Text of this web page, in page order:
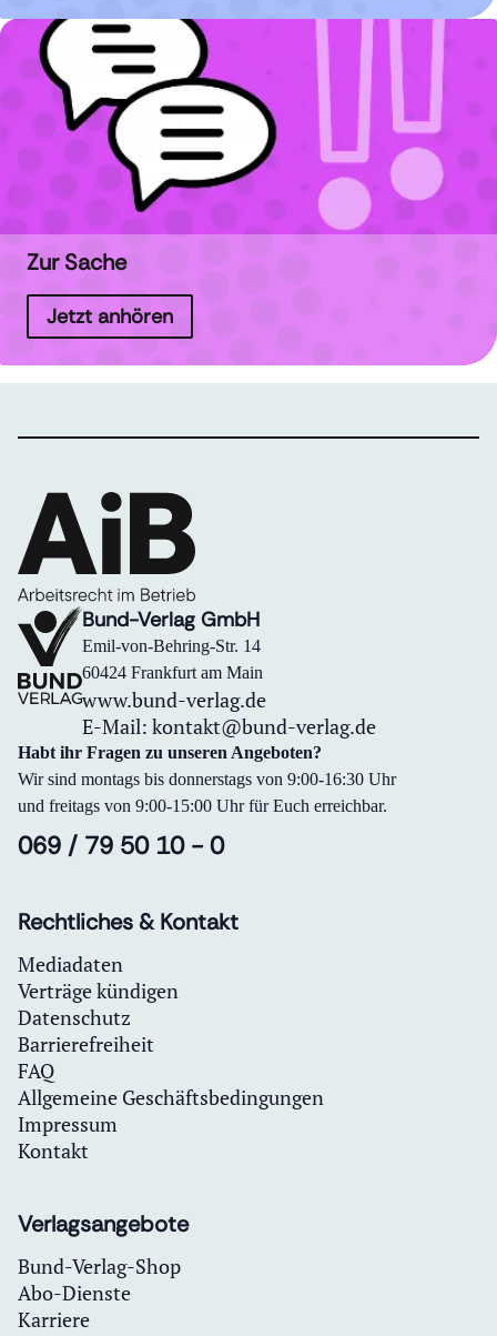
Zur Sache
Jetzt anhören
Bund-Verlag GmbH
Emil-von-Behring-Str. 14
60424 Frankfurt am Main
www.bund-verlag.de
E-Mail: kontakt@bund-verlag.de
Habt ihr Fragen zu unseren Angeboten?
Wir sind montags bis donnerstags von 9:00-16:30 Uhr
und freitags von 9:00-15:00 Uhr für Euch erreichbar.
069 / 79 50 10 - 0
Rechtliches & Kontakt
Mediadaten
Verträge kündigen
Datenschutz
Barrierefreiheit
FAQ
Allgemeine Geschäftsbedingungen
Impressum
Kontakt
Verlagsangebote
Bund-Verlag-Shop
Abo-Dienste
Karriere